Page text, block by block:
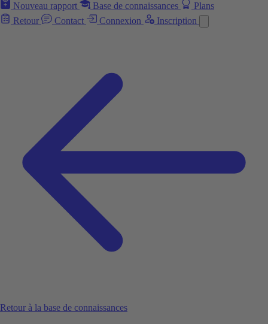
Nouveau rapport Base de connaissances
Plans
Retour
Contact Connexion Inscription
Retour à la base de connaissances